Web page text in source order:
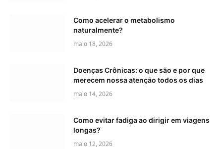
Como acelerar o metabolismo
naturalmente?
maio 18, 2026
Doenças Crônicas: o que são e por que
merecem nossa atenção todos os dias
maio 14, 2026
Como evitar fadiga ao dirigir em viagens
longas?
maio 12, 2026